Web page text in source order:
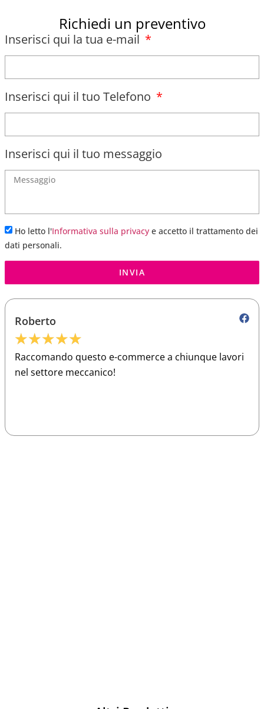
Richiedi un preventivo
Inserisci qui la tua e-mail
Inserisci qui il tuo Telefono
Inserisci qui il tuo messaggio
Ho letto l'Informativa sulla privacy e accetto il trattamento dei
dati personali.
INVIA
Roberto
★★★★★
Raccomando questo e-commerce a chiunque lavori
nel settore meccanico!